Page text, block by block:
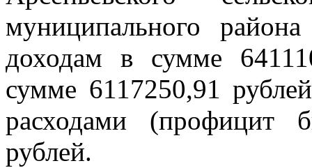
муниципального
доходам в сумме
сумме 6117250,91
расходами (профицит
рублей.